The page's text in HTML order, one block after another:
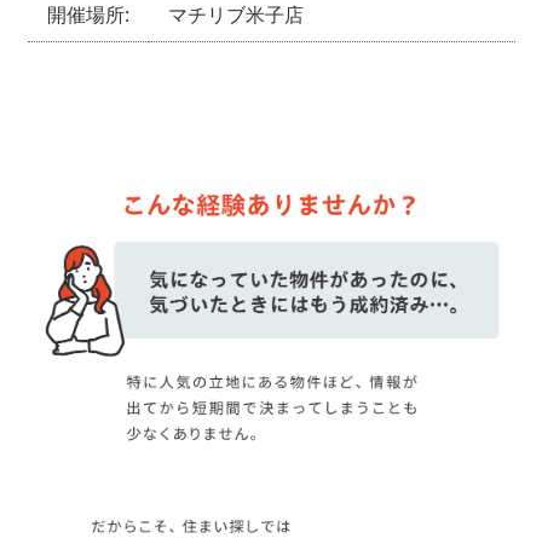
開催場所:
マチリブ米子店
その他
何ですか?１つお答えください。
ネット検索
ホームページ
ウェブ広告
弊社からのご案内